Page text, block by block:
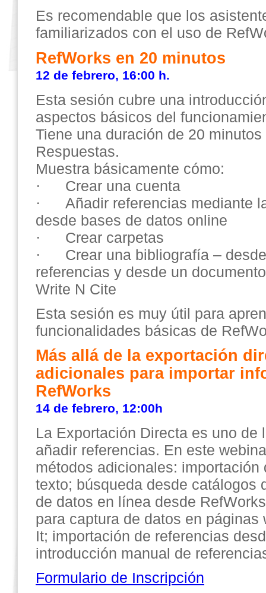
Es recomendable que los
familiarizados con el uso de
RefWorks en 20 minutos
12 de febrero, 16:00 h.
Esta sesión cubre una
aspectos básicos del
Tiene una duración de 20
Respuestas.
Muestra básicamente cómo:
· Crear una cuenta
· Añadir referencias mediante
desde bases de datos online
· Crear carpetas
· Crear una bibliografía –
referencias y desde un
Write N Cite
Esta sesión es muy útil para
funcionalidades básicas de
Más allá de la exportación
adicionales para importar
RefWorks
14 de febrero, 12:00h
La Exportación Directa es uno de
añadir referencias. En este
métodos adicionales: importación
texto; búsqueda desde catálogos
de datos en línea desde
para captura de datos en páginas
It; importación de referencias
introducción manual de
Formulario de Inscripción